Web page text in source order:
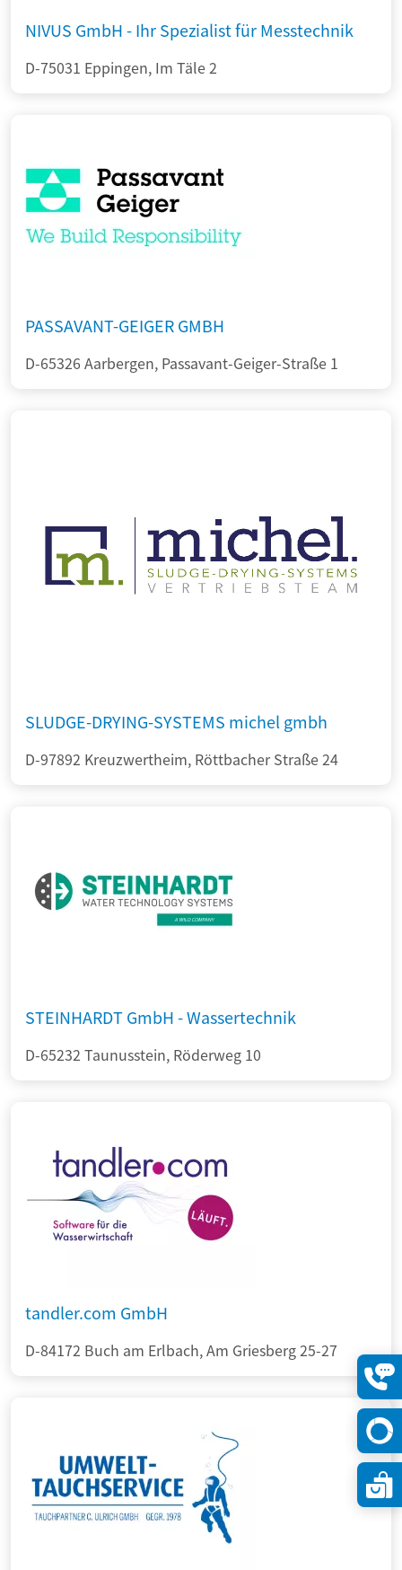
NIVUS GmbH - Ihr Spezialist für Messtechnik
D-75031 Eppingen, Im Täle 2
PASSAVANT-GEIGER GMBH
D-65326 Aarbergen, Passavant-Geiger-Straße 1
SLUDGE-DRYING-SYSTEMS michel gmbh
D-97892 Kreuzwertheim, Röttbacher Straße 24
STEINHARDT GmbH - Wassertechnik
D-65232 Taunusstein, Röderweg 10
tandler.com GmbH
D-84172 Buch am Erlbach, Am Griesberg 25-27